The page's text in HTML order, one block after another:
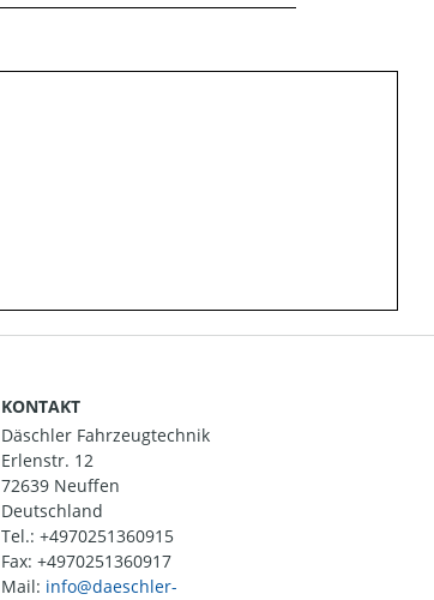
KONTAKT
Däschler Fahrzeugtechnik
Erlenstr. 12
72639 Neuffen
Deutschland
Tel.: +4970251360915
Fax: +4970251360917
Mail: